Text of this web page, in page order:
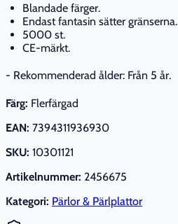
Blandade färger.
Endast fantasin sätter gränserna.
5000 st.
CE-märkt.
- Rekommenderad ålder: Från 5 år.
Färg: Flerfärgad
EAN: 7394311936930
SKU: 10301121
Artikelnummer: 2456675
Kategori: Pärlor & Pärlplattor